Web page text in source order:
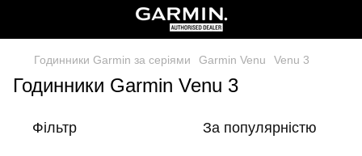
Годинники Garmin за серіями Garmin Venu Venu 3
Годинники Garmin Venu 3
Фільтр За популярністю